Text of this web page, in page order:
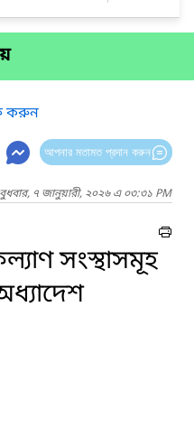
করুন
আপনার মতামত প্রদান করুন
৭ জানুয়ারী, ২০২৬ এ ০৩:৩১ PM
সংস্থাসমূহ